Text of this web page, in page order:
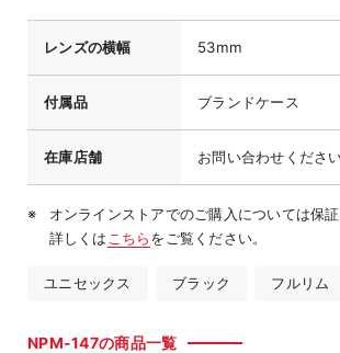
レンズの横幅 53mm
付属品 ブランドケース
在庫店舗 お問い合わせくださ
オンラインストアでのご購入については保
詳しくは こちらをご覧ください。
ユニセックス ブラック フルリム
NPM-147の商品一覧